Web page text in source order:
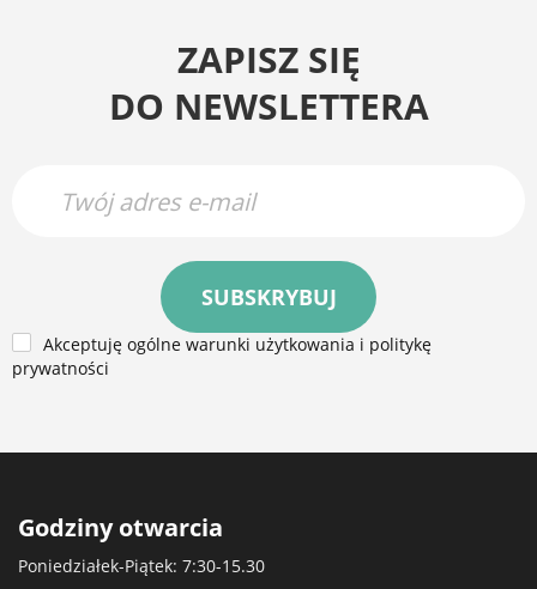
ZAPISZ SIĘ
DO NEWSLETTERA
SUBSKRYBUJ
Akceptuję ogólne warunki użytkowania i politykę
prywatności
Godziny otwarcia
Poniedziałek-Piątek: 7:30-15.30